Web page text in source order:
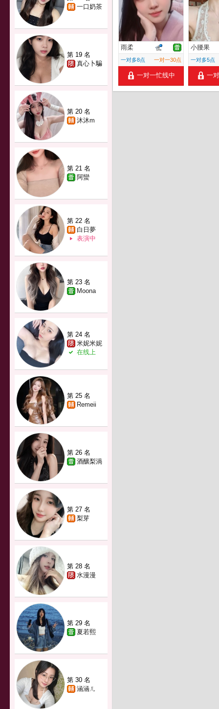
一口奶茶
第 19 名
真心卜騙
第 20 名
沐沐m
第 21 名
阿蠻
第 22 名
白日夢
表演中
第 23 名
Moona
第 24 名
米妮米妮
在线上
第 25 名
Remeii
第 26 名
酒釀梨渦
第 27 名
梨芽
第 28 名
水漫漫
第 29 名
夏若熙
第 30 名
涵涵ㄦ
雨柔
一对多8点 一对一30点
一对一忙线中
小腰果
一对多5点
一